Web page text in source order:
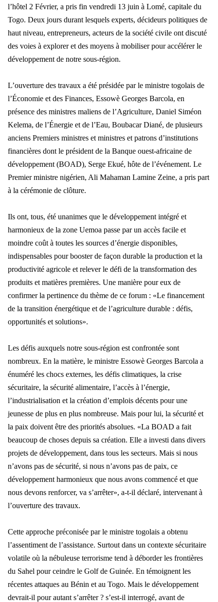
l’hôtel 2 Février, a pris fin vendredi 13 juin à Lomé, capitale du
Togo. Deux jours durant lesquels experts, décideurs politiques de
haut niveau, entrepreneurs, acteurs de la société civile ont discuté
des voies à explorer et des moyens à mobiliser pour accélérer le
développement de notre sous-région.
L’ouverture des travaux a été présidée par le ministre togolais de
l’Économie et des Finances, Essowè Georges Barcola, en
présence des ministres maliens de l’Agriculture, Daniel Siméon
Kelema, de l’Énergie et de l’Eau, Boubacar Diané, de plusieurs
anciens Premiers ministres et ministres et patrons d’institutions
financières dont le président de la Banque ouest-africaine de
développement (BOAD), Serge Ekué, hôte de l’événement. Le
Premier ministre nigérien, Ali Mahaman Lamine Zeine, a pris part
à la cérémonie de clôture.
Ils ont, tous, été unanimes que le développement intégré et
harmonieux de la zone Uemoa passe par un accès facile et
moindre coût à toutes les sources d’énergie disponibles,
indispensables pour booster de façon durable la production et la
productivité agricole et relever le défi de la transformation des
produits et matières premières. Une manière pour eux de
confirmer la pertinence du thème de ce forum : «Le financement
de la transition énergétique et de l’agriculture durable : défis,
opportunités et solutions».
Les défis auxquels notre sous-région est confrontée sont
nombreux. En la matière, le ministre Essowè Georges Barcola a
énuméré les chocs externes, les défis climatiques, la crise
sécuritaire, la sécurité alimentaire, l’accès à l’énergie,
l’industrialisation et la création d’emplois décents pour une
jeunesse de plus en plus nombreuse. Mais pour lui, la sécurité et
la paix doivent être des priorités absolues. «La BOAD a fait
beaucoup de choses depuis sa création. Elle a investi dans divers
projets de développement, dans tous les secteurs. Mais si nous
n’avons pas de sécurité, si nous n’avons pas de paix, ce
développement harmonieux que nous avons commencé et que
nous devons renforcer, va s’arrêter», a-t-il déclaré, intervenant à
l’ouverture des travaux.
Cette approche préconisée par le ministre togolais a obtenu
l’assentiment de l’assistance. Surtout dans un contexte sécuritaire
volatile où la nébuleuse terrorisme tend à déborder les frontières
du Sahel pour ceindre le Golf de Guinée. En témoignent les
récentes attaques au Bénin et au Togo. Mais le développement
devrait-il pour autant s’arrêter ? s’est-il interrogé, avant de